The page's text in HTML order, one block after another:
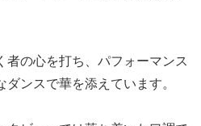
者の心を打ち、パフォーマンス
ンスで華を添えています​。